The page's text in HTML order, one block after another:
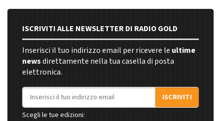
ISCRIVITI ALLE NEWSLETTER DI RADIO GOLD
Inserisci il tuo indirizzo email per ricevere le ultime
newsdirettamente nella tua casella di posta
elettronica.
Indirizzo email
ISCRIVITI
Scegli le tue edizioni: